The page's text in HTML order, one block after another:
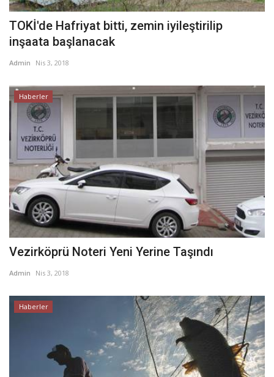
TOKİ'de Hafriyat bitti, zemin iyileştirilip
inşaata başlanacak
Admin Nis 3, 2018
Haberler
Vezirköprü Noteri Yeni Yerine Taşındı
Admin Nis 3, 2018
Haberler